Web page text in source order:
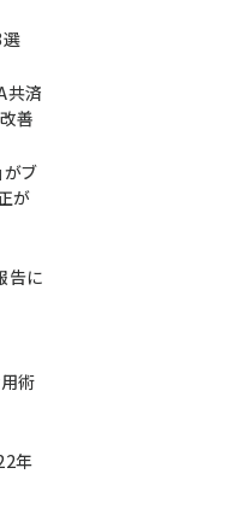
共済
善
ブ
が
告に
術
年